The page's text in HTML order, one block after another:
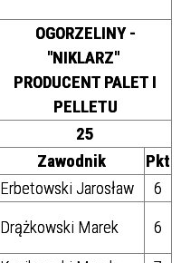
OGORZELINY -
"NIKLARZ"
PRODUCENT PALET I
PELLETU
25
Zawodnik
Pkt
Erbetowski Jarosław
6
Drążkowski Marek
6